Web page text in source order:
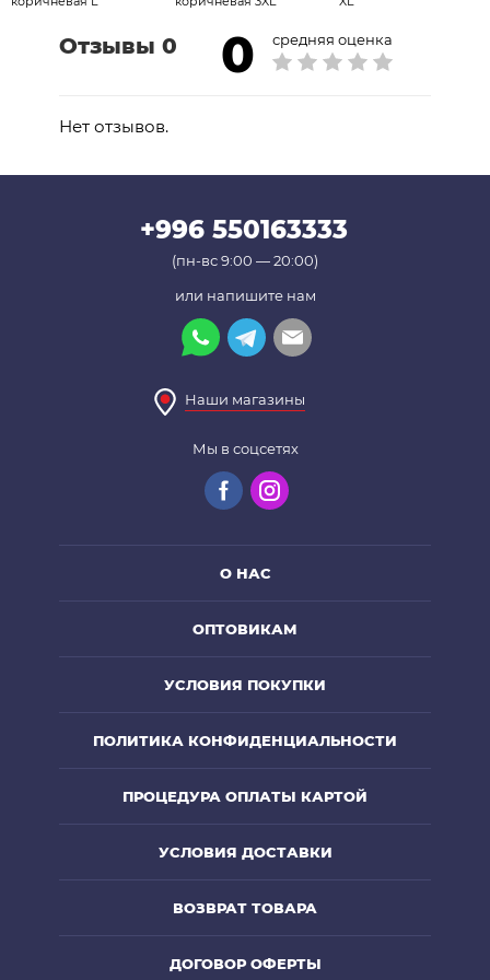
Отзывы 0 0 средняя оценка
Нет отзывов.
+996 550163333
(пн-вс 9:00 — 20:00)
или напишите нам
Наши магазины
Мы в соцсетях
О НАС
ОПТОВИКАМ
УСЛОВИЯ ПОКУПКИ
ПОЛИТИКА КОНФИДЕНЦИАЛЬНОСТИ
ПРОЦЕДУРА ОПЛАТЫ КАРТОЙ
УСЛОВИЯ ДОСТАВКИ
ВОЗВРАТ ТОВАРА
ДОГОВОР ОФЕРТЫ